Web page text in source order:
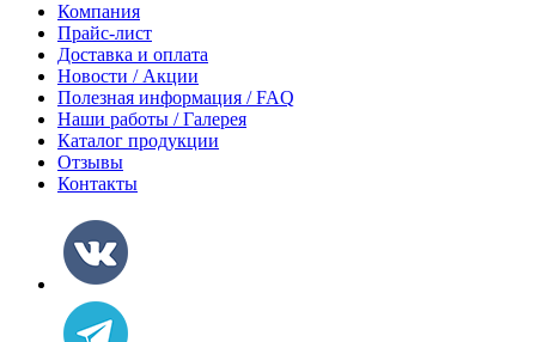
Компания
Прайс-лист
Доставка и оплата
Новости / Акции
Полезная информация / FAQ
Наши работы / Галерея
Каталог продукции
Отзывы
Контакты